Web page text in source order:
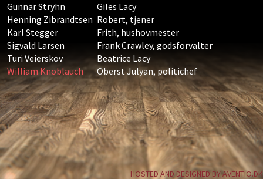
Gunnar Stryhn
Giles Lacy
Henning Zibrandtsen Robert, tjener
Karl Stegger
Frith, hushovmester
Sigvald Larsen
Frank Crawley, godsforvalter
Turi Veierskov
Beatrice Lacy
William Knoblauch
Oberst Julyan, politichef
HOSTED AND DESIGNED BY AVENTIO.DK